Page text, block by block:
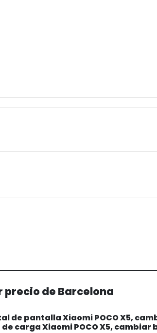
precio de Barcelona
de pantalla Xiaomi POCO X5,
carga Xiaomi POCO X5, cambiar